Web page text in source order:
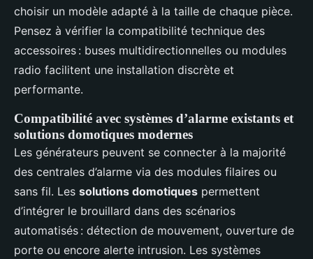
choisir un modèle adapté à la taille de chaque pièce.
Pensez à vérifier la compatibilité technique des
accessoires : buses multidirectionnelles ou modules
radio facilitent une installation discrète et
performante.
Compatibilité avec systèmes d’alarme existants et
solutions domotiques modernes
Les générateurs peuvent se connecter à la majorité
des centrales d’alarme via des modules filaires ou
sans fil. Les solutions domotiques permettent
d’intégrer le brouillard dans des scénarios
automatisés : détection de mouvement, ouverture de
porte ou encore alerte intrusion. Les systèmes